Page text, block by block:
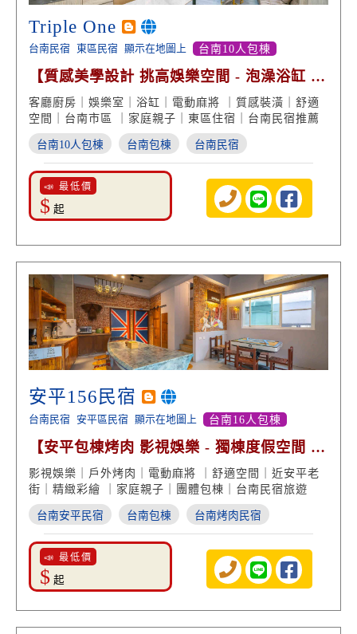
Triple One
台南民宿 東區民宿 顯示在地圖上 台南10人包棟
【質感美學設計 挑高娛樂空間 - 泡澡浴缸 渡
假享受】
客廳廚房｜娛樂室｜浴缸｜電動麻將 ｜質感裝潢｜舒適
空間｜台南市區 ｜家庭親子｜東區住宿｜台南民宿推薦
台南10人包棟 台南包棟 台南民宿
📣 最低價
$ 起
安平156民宿
台南民宿 安平區民宿 顯示在地圖上 台南16人包棟
【安平包棟烤肉 影視娛樂 - 獨棟度假空間 電
動麻將】
影視娛樂｜戶外烤肉｜電動麻將 ｜舒適空間｜近安平老
街｜精緻彩繪 ｜家庭親子｜團體包棟｜台南民宿旅遊
台南安平民宿 台南包棟 台南烤肉民宿
📣 最低價
$ 起